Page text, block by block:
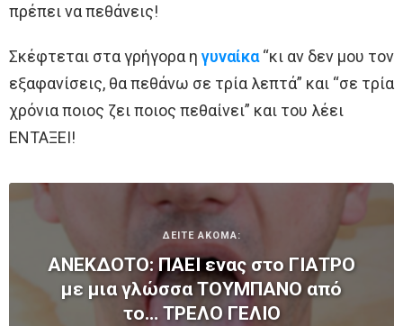
πρέπει να πεθάνεις!
Σκέφτεται στα γρήγορα η γυναίκα“κι αν δεν μου τον
εξαφανίσεις, θα πεθάνω σε τρία λεπτά” και “σε τρία
χρόνια ποιος ζει ποιος πεθαίνει” και του λέει
ΕΝΤΑΞΕΙ!
ΔΕΙΤΕ ΑΚΟΜΑ:
ΑΝΕΚΔΟΤΟ: ΠΑΕΙ ενας στο ΓΙΑΤΡΟ
με μια γλώσσα ΤOYΜΠANO από
το… ΤΡΕΛΟ ΓΕΛΙΟ